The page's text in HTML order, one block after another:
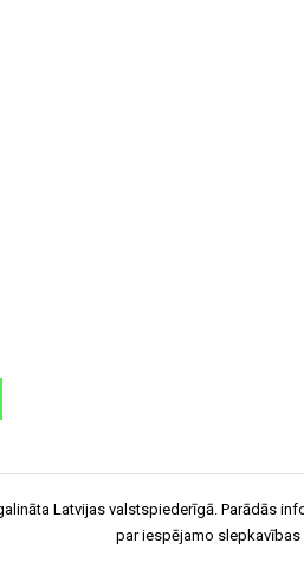
Latvijas valstspiederīgā. Parādās
par iespējamo slepkavības